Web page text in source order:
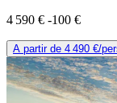
4 590 € -100 €
A partir de 4 490 €/